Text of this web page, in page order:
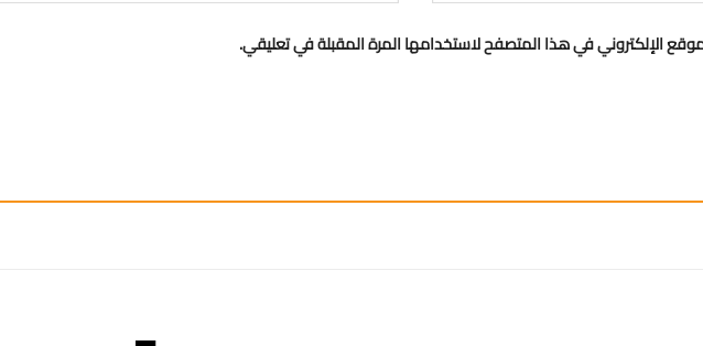
الإلكتروني في هذا المتصفح لاستخدامها المرة المقبلة في تعليقي.